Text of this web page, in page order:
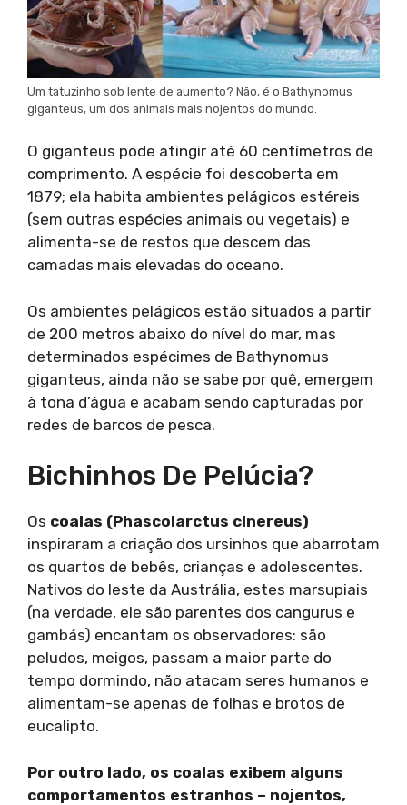
Um tatuzinho sob lente de aumento? Não, é o Bathynomus
giganteus, um dos animais mais nojentos do mundo.
O giganteus pode atingir até 60 centímetros de
comprimento. A espécie foi descoberta em
1879; ela habita ambientes pelágicos estéreis
(sem outras espécies animais ou vegetais) e
alimenta-se de restos que descem das
camadas mais elevadas do oceano.
Os ambientes pelágicos estão situados a partir
de 200 metros abaixo do nível do mar, mas
determinados espécimes de Bathynomus
giganteus, ainda não se sabe por quê, emergem
à tona d’água e acabam sendo capturadas por
redes de barcos de pesca.
Bichinhos De Pelúcia?
Os coalas (Phascolarctus cinereus)
inspiraram a criação dos ursinhos que abarrotam
os quartos de bebês, crianças e adolescentes.
Nativos do leste da Austrália, estes marsupiais
(na verdade, ele são parentes dos cangurus e
gambás) encantam os observadores: são
peludos, meigos, passam a maior parte do
tempo dormindo, não atacam seres humanos e
alimentam-se apenas de folhas e brotos de
eucalipto.
Por outro lado, os coalas exibem alguns
comportamentos estranhos – nojentos,